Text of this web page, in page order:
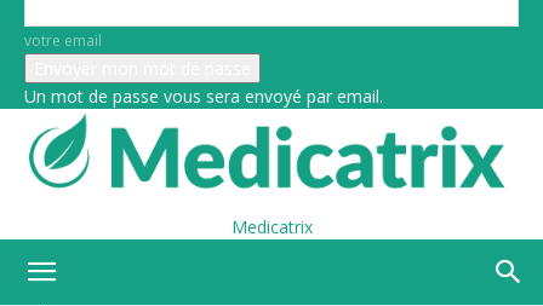
votre email
Un mot de passe vous sera envoyé par email.
Medicatrix